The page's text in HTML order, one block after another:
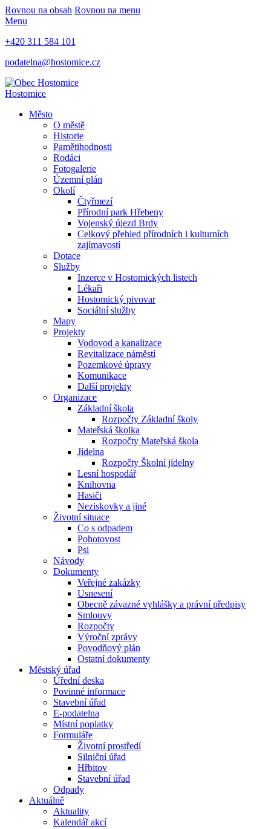
Rovnou na obsah Rovnou na menu
Menu
+420 311 584 101
podatelna@hostomice.cz
Hostomice
Město
O městě
Historie
Pamětihodnosti
Rodáci
Fotogalerie
Územní plán
Okolí
Čtyřmezí
Přírodní park Hřebeny
Vojenský újezd Brdy
Celkový přehled přírodních i kulturních
zajímavostí
Dotace
Služby
Inzerce v Hostomických listech
Lékaři
Hostomický pivovar
Sociální služby
Mapy
Projekty
Vodovod a kanalizace
Revitalizace náměstí
Pozemkové úpravy
Komunikace
Další projekty
Organizace
Základní škola
Rozpočty Základní školy
Mateřská školka
Rozpočty Mateřská škola
Jídelna
Rozpočty Školní jídelny
Lesní hospodář
Knihovna
Hasiči
Neziskovky a jiné
Životní situace
Co s odpadem
Pohotovost
Psi
Návody
Dokumenty
Veřejné zakázky
Usnesení
Obecně závazné vyhlášky a právní předpisy
Smlouvy
Rozpočty
Výroční zprávy
Povodňový plán
Ostatní dokumenty
Městský úřad
Úřední deska
Povinné informace
Stavební úřad
E-podatelna
Místní poplatky
Formuláře
Životní prostředí
Silniční úřad
Hřbitov
Stavební úřad
Odpady
Aktuálně
Aktuality
Kalendář akcí